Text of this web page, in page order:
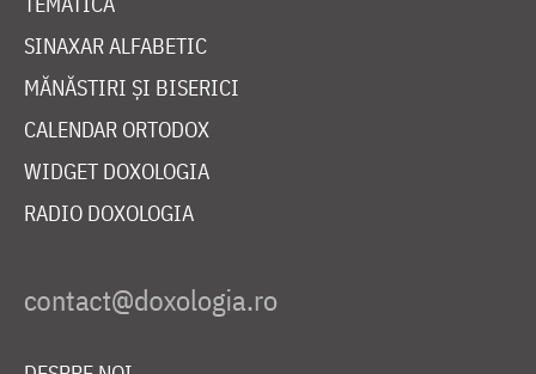
SINAXAR ALFABETIC
MĂNĂSTIRI ȘI BISERICI
CALENDAR ORTODOX
WIDGET DOXOLOGIA
RADIO DOXOLOGIA